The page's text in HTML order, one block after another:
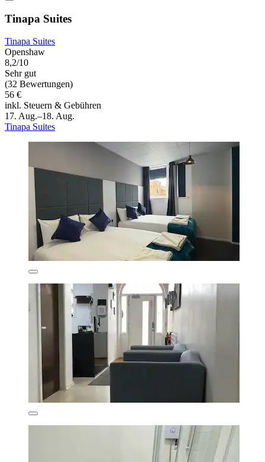
Tinapa Suites
Tinapa Suites
Openshaw
8,2/10
Sehr gut
(32 Bewertungen)
56 €
inkl. Steuern & Gebühren
17. Aug.–18. Aug.
Tinapa Suites